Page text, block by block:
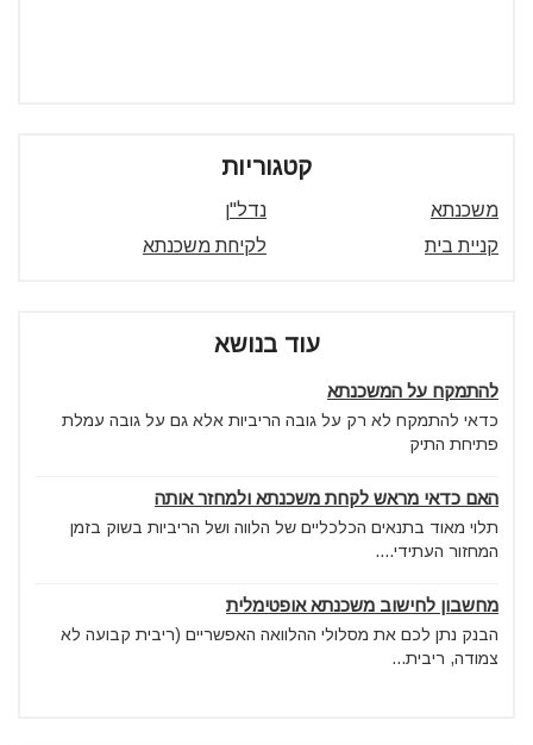
קטגוריות
משכנתא
נדל"ן
קניית בית
לקיחת משכנתא
עוד בנושא
להתמקח על המשכנתא
כדאי להתמקח לא רק על גובה הריביות אלא גם על גובה עמלת
פתיחת התיק
האם כדאי מראש לקחת משכנתא ולמחזר אותה
תלוי מאוד בתנאים הכלכליים של הלווה ושל הריביות בשוק בזמן
המחזור העתידי....
מחשבון לחישוב משכנתא אופטימלית
הבנק נתן לכם את מסלולי ההלוואה האפשריים (ריבית קבועה לא
צמודה, ריבית...